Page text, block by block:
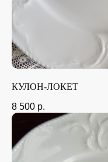
КУЛОН-ЛОКЕТ
8 500 р.